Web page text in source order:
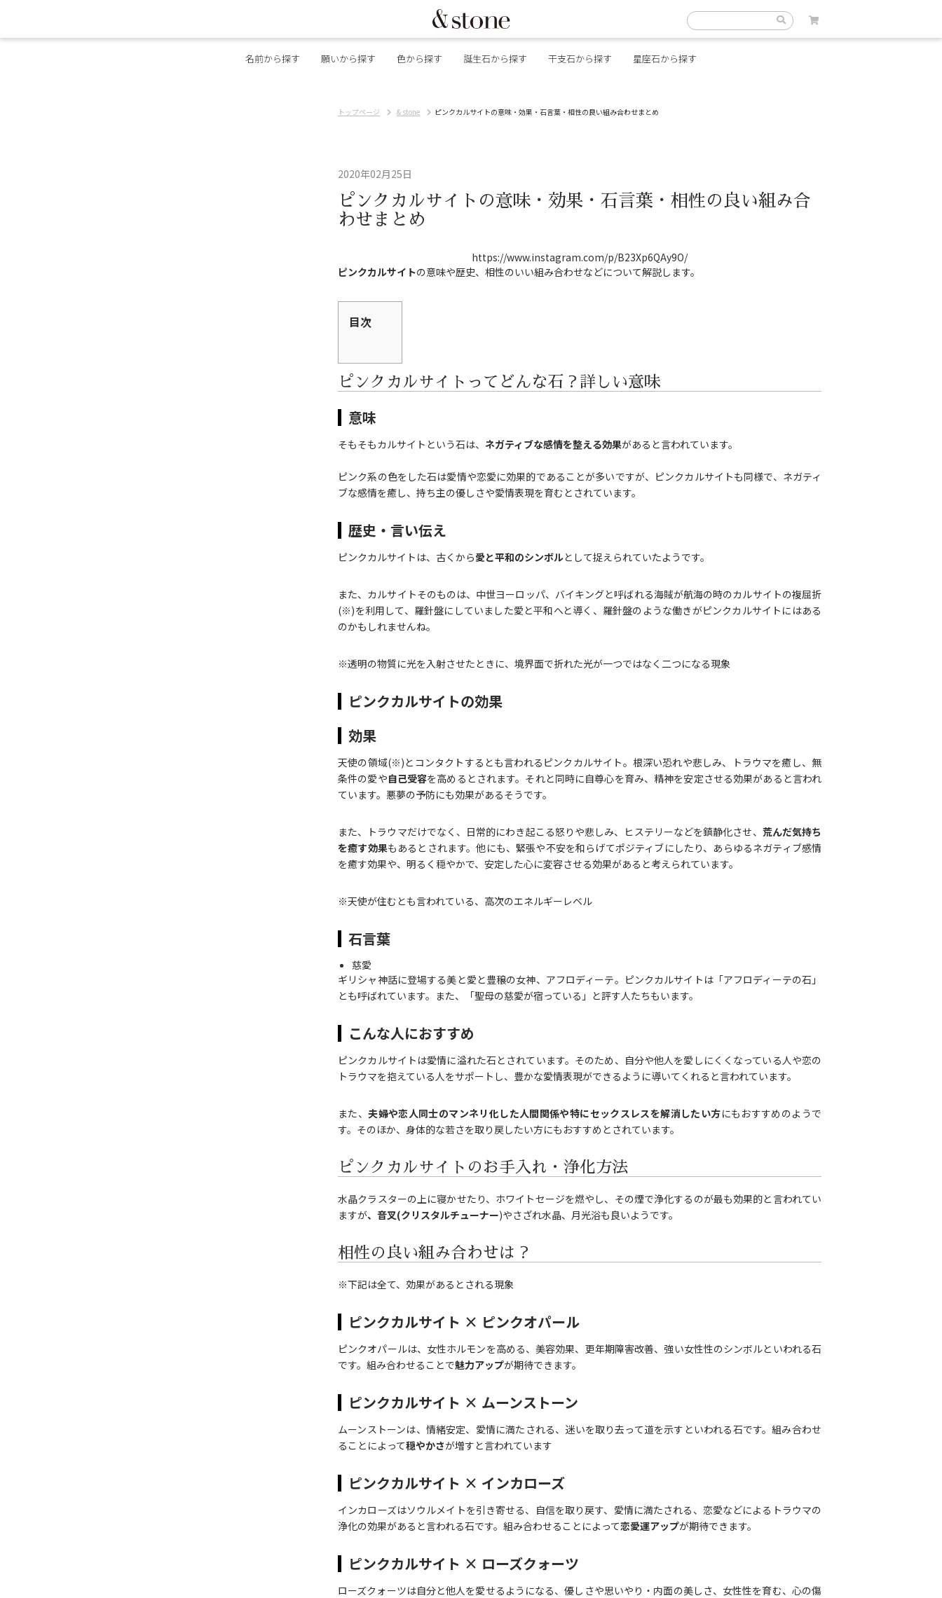
名前から探す 願いから探す 色から探す 誕生石から探す 干支石から探す 星座石から探す
トップページ & stone ピンクカルサイトの意味・効果・石言葉・相性の良い組み合わせまとめ
2020年02月25日
ピンクカルサイトの意味・効果・石言葉・相性の良い組み合
わせまとめ
https://www.instagram.com/p/B23Xp6QAy9O/
ピンクカルサイトの意味や歴史、相性のいい組み合わせなどについて解説します。
目次
ピンクカルサイトってどんな石？詳しい意味
意味
そもそもカルサイトという石は、 ネガティブな感情を整える効果があると言われています。
ピンク系の色をした石は愛情や恋愛に効果的であることが多いですが、ピンクカルサイトも同様で、ネガティ
ブな感情を癒し、持ち主の優しさや愛情表現を育むとされています。
歴史・言い伝え
ピンクカルサイトは、古くから愛と平和のシンボルとして捉えられていたようです。
また、カルサイトそのものは、中世ヨーロッパ、バイキングと呼ばれる海賊が航海の時のカルサイトの複屈折
(※)を利用して、羅針盤にしていました愛と平和へと導く、羅針盤のような働きがピンクカルサイトにはある
のかもしれませんね。
※透明の物質に光を入射させたときに、境界面で折れた光が一つではなく二つになる現象
ピンクカルサイトの効果
効果
天使の領域(※)とコンタクトするとも言われるピンクカルサイト。根深い恐れや悲しみ、トラウマを癒し、無
条件の愛や自己受容を高めるとされます。それと同時に自尊心を育み、精神を安定させる効果があると言われ
ています。悪夢の予防にも効果があるそうです。
また、トラウマだけでなく、日常的にわき起こる怒りや悲しみ、ヒステリーなどを鎮静化させ、 荒んだ気持ち
を癒す効果もあるとされます。他にも、緊張や不安を和らげてポジティブにしたり、あらゆるネガティブ感情
を癒す効果や、明るく穏やかで、安定した心に変容させる効果があると考えられています。
※天使が住むとも言われている、高次のエネルギーレベル
石言葉
慈愛
ギリシャ神話に登場する美と愛と豊穣の女神、アフロディーテ。ピンクカルサイトは「アフロディーテの石」
とも呼ばれています。また、「聖母の慈愛が宿っている」と評す人たちもいます。
こんな人におすすめ
ピンクカルサイトは愛情に溢れた石とされています。そのため、自分や他人を愛しにくくなっている人や恋の
トラウマを抱えている人をサポートし、豊かな愛情表現ができるように導いてくれると言われています。
また、夫婦や恋人同士のマンネリ化した人間関係や特にセックスレスを解消したい方にもおすすめのようで
す。そのほか、身体的な若さを取り戻したい方にもおすすめとされています。
ピンクカルサイトのお手入れ・浄化方法
水晶クラスターの上に寝かせたり、ホワイトセージを燃やし、その煙で浄化するのが最も効果的と言われてい
ますが、音叉(クリスタルチューナー)やさざれ水晶、月光浴も良いようです。
相性の良い組み合わせは？
※下記は全て、効果があるとされる現象
ピンクカルサイト × ピンクオパール
ピンクオパールは、女性ホルモンを高める、美容効果、更年期障害改善、強い女性性のシンボルといわれる石
です。組み合わせることで魅力アップが期待できます。
ピンクカルサイト × ムーンストーン
ムーンストーンは、情緒安定、愛情に満たされる、迷いを取り去って道を示すといわれる石です。組み合わせ
ることによって穏やかさが増すと言われています
ピンクカルサイト × インカローズ
インカローズはソウルメイトを引き寄せる、自信を取り戻す、愛情に満たされる、恋愛などによるトラウマの
浄化の効果があると言われる石です。組み合わせることによって恋愛運アップが期待できます。
ピンクカルサイト × ローズクォーツ
ローズクォーツは自分と他人を愛せるようになる、優しさや思いやり・内面の美しさ、女性性を育む、心の傷